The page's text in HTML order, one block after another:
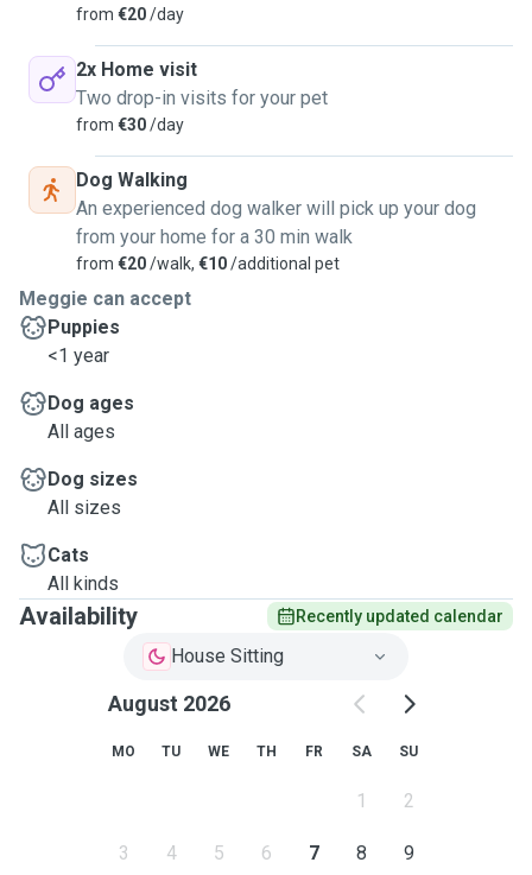
from €20/day
2x Home visit
Two drop-in visits for your pet
from €30/day
Dog Walking
An experienced dog walker will pick up your dog
from your home for a 30 min walk
from €20/walk, €10/additional pet
Meggie can accept
Puppies
<1 year
Dog ages
All ages
Dog sizes
All sizes
Cats
All kinds
Availability Recently updated calendar
House Sitting
August 2026
MO TU WE TH FR SA SU
1 2
3 4 5 6 7 8 9